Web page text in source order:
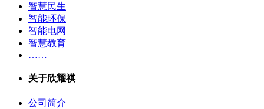
智慧民生
智能环保
智能电网
智慧教育
……
关于欣耀祺
公司简介